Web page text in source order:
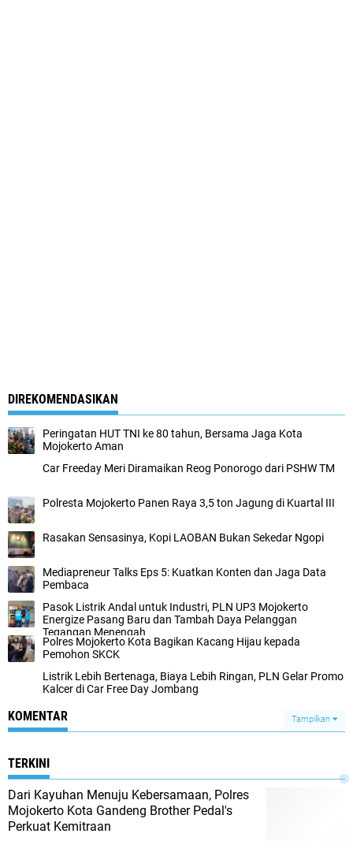
DIREKOMENDASIKAN
Peringatan HUT TNI ke 80 tahun, Bersama Jaga Kota
Mojokerto Aman
Car Freeday Meri Diramaikan Reog Ponorogo dari PSHW TM
Polresta Mojokerto Panen Raya 3,5 ton Jagung di Kuartal III
Rasakan Sensasinya, Kopi LAOBAN Bukan Sekedar Ngopi
Mediapreneur Talks Eps 5: Kuatkan Konten dan Jaga Data
Pembaca
Pasok Listrik Andal untuk Industri, PLN UP3 Mojokerto
Energize Pasang Baru dan Tambah Daya Pelanggan
Tegangan Menengah
Polres Mojokerto Kota Bagikan Kacang Hijau kepada
Pemohon SKCK
Listrik Lebih Bertenaga, Biaya Lebih Ringan, PLN Gelar Promo
Kalcer di Car Free Day Jombang
KOMENTAR Tampilkan
TERKINI
Dari Kayuhan Menuju Kebersamaan, Polres
Mojokerto Kota Gandeng Brother Pedal's
Perkuat Kemitraan